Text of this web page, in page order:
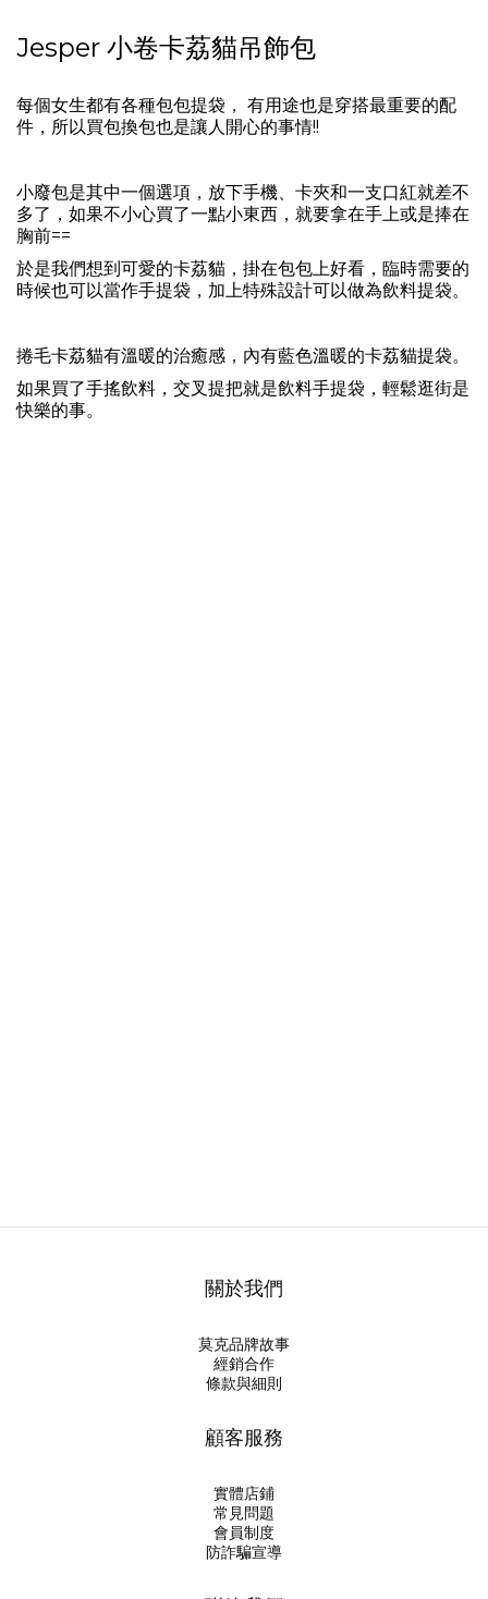
Jesper 小卷卡荔貓吊飾包
每個女生都有各種包包提袋， 有用途也是穿搭最重要的配
件，所以買包換包也是讓人開心的事情!!
小廢包是其中一個選項，放下手機、卡夾和一支口紅就差不
多了，如果不小心買了一點小東西，就要拿在手上或是捧在
胸前==
於是我們想到可愛的卡荔貓，掛在包包上好看，臨時需要的
時候也可以當作手提袋，加上特殊設計可以做為飲料提袋。
捲毛卡荔貓有溫暖的治癒感，內有藍色溫暖的卡荔貓提袋。
如果買了手搖飲料，交叉提把就是飲料手提袋，輕鬆逛街是
快樂的事。
關於我們
莫克品牌故事
經銷合作
條款與細則
顧客服務
實體店鋪
常見問題
會員制度
防詐騙宣導